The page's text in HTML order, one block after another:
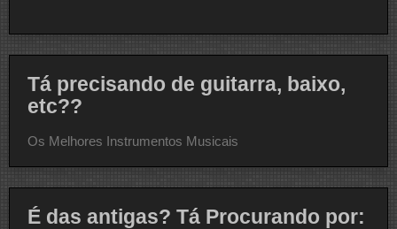
Tá precisando de guitarra, baixo,
etc??
Os Melhores Instrumentos Musicais
É das antigas? Tá Procurando por: